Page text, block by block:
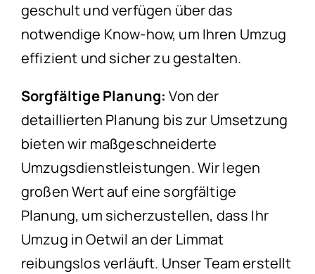
geschult und verfügen über das
notwendige Know-how, um Ihren Umzug
effizient und sicher zu gestalten.
Sorgfältige Planung: Von der
detaillierten Planung bis zur Umsetzung
bieten wir maßgeschneiderte
Umzugsdienstleistungen. Wir legen
großen Wert auf eine sorgfältige
Planung, um sicherzustellen, dass Ihr
Umzug in Oetwil an der Limmat
reibungslos verläuft. Unser Team erstellt